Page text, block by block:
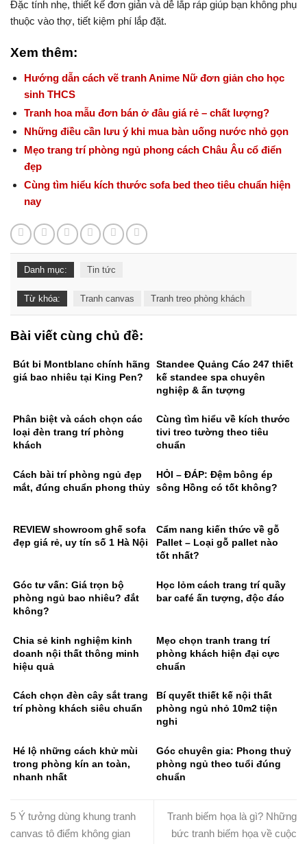
Đặc tính nhẹ, thiết kế đơn giản và dễ lắp ráp giúp bạn không phụ
thuộc vào thợ, tiết kiệm phí lắp đặt.
Xem thêm:
Hướng dẫn cách vẽ tranh Anime Nữ đơn giản cho học
sinh THCS
Tranh hoa mẫu đơn bán ở đâu giá rẻ – chất lượng?
Những điều cần lưu ý khi mua bàn uống nước nhỏ gọn
Mẹo trang trí phòng ngủ phong cách Châu Âu cổ điển
đẹp
Cùng tìm hiểu kích thước sofa bed theo tiêu chuẩn hiện
nay
Danh mục: Tin tức
Từ khóa: Tranh canvas Tranh treo phòng khách
Bài viết cùng chủ đề:
Bút bi Montblanc chính hãng
giá bao nhiêu tại King Pen?
Standee Quảng Cáo 247 thiết
kế standee spa chuyên
nghiệp & ấn tượng
Phân biệt và cách chọn các
loại đèn trang trí phòng
khách
Cùng tìm hiểu về kích thước
tivi treo tường theo tiêu
chuẩn
Cách bài trí phòng ngủ đẹp
mắt, đúng chuẩn phong thủy
HỎI – ĐÁP: Đệm bông ép
sông Hồng có tốt không?
REVIEW showroom ghế sofa
đẹp giá rẻ, uy tín số 1 Hà Nội
Cẩm nang kiến thức về gỗ
Pallet – Loại gỗ pallet nào
tốt nhất?
Góc tư vấn: Giá trọn bộ
phòng ngủ bao nhiêu? đắt
không?
Học lỏm cách trang trí quầy
bar café ấn tượng, độc đáo
Chia sẻ kinh nghiệm kinh
doanh nội thất thông minh
hiệu quả
Mẹo chọn tranh trang trí
phòng khách hiện đại cực
chuẩn
Cách chọn đèn cây sắt trang
trí phòng khách siêu chuẩn
Bí quyết thiết kế nội thất
phòng ngủ nhỏ 10m2 tiện
nghi
Hé lộ những cách khử mùi
trong phòng kín an toàn,
nhanh nhất
Góc chuyên gia: Phong thuỷ
phòng ngủ theo tuổi đúng
chuẩn
5 Ý tưởng dùng khung tranh
canvas tô điểm không gian
Tranh biếm họa là gì? Những
bức tranh biếm họa về cuộc